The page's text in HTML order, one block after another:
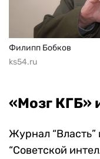
Филипп Бобков
ks54.ru
«Мозг КГБ»
Журнал “Власть”
“Советской